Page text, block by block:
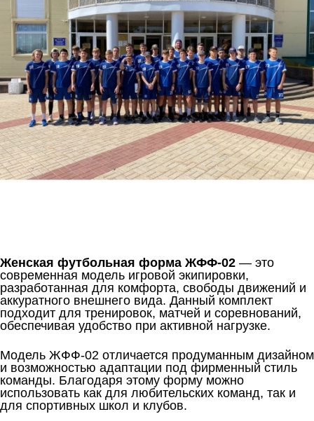
Женская футбольная форма ЖФФ-02 — это
современная модель игровой экипировки,
разработанная для комфорта, свободы движений и
аккуратного внешнего вида. Данный комплект
подходит для тренировок, матчей и соревнований,
обеспечивая удобство при активной нагрузке.
Модель ЖФФ-02 отличается продуманным дизайном
и возможностью адаптации под фирменный стиль
команды. Благодаря этому форму можно
использовать как для любительских команд, так и
для спортивных школ и клубов.